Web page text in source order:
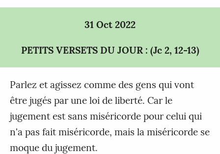
31 Oct 2022
PETITS VERSETS DU JOUR : (Jc 2, 12-13)
Parlez et agissez comme des gens qui vont
être jugés par une loi de liberté. Car le
jugement est sans miséricorde pour celui qui
n'a pas fait miséricorde, mais la miséricorde se
moque du jugement.